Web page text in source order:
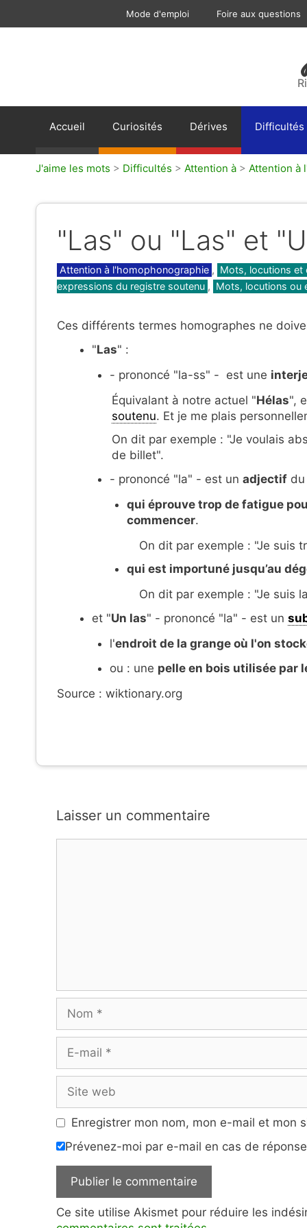
Mode d'emploi Foire aux questions
Accueil Curiosités Dérives Difficultés
J'aime les mots > Difficultés > Attention à > Attention à
"Las" ou "Las" et
Catégories
Attention à l'homophonographie , Mots, locutions et
expressions du registre soutenu , Mots, locutions ou
Ces différents termes homographes ne
"Las" :
- prononcé "la-ss" - est une
Équivalant à notre actuel "Hélas",
soutenu. Et je me plais
On dit par exemple : "Je voulais
de billet".
- prononcé "la" - est un adjectifdu
qui éprouve trop de fatigue
commencer.
On dit par exemple : "Je suis
qui est importuné jusqu’au
On dit par exemple : "Je suis
et "Un las" - prononcé "la" - est un
l'endroit de la grange où l'on
ou : une pelle en bois utilisée par
Source : wiktionary.org
Laisser un commentaire
mail
web
Enregistrer mon nom, mon e-mail et mon
Prévenez-moi par e-mail en cas de
Ce site utilise Akismet pour réduire les